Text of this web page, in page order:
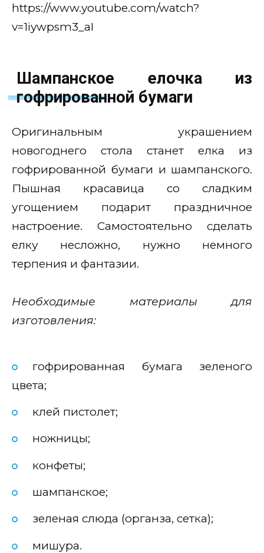
https://www.youtube.com/watch?
v=1iywpsm3_aI
Шампанское елочка из
гофрированной бумаги
Оригинальным украшением
новогоднего стола станет елка из
гофрированной бумаги и шампанского.
Пышная красавица со сладким
угощением подарит праздничное
настроение. Самостоятельно сделать
елку несложно, нужно немного
терпения и фантазии.
Необходимые материалы для
изготовления:
гофрированная бумага зеленого
цвета;
клей пистолет;
ножницы;
конфеты;
шампанское;
зеленая слюда (органза, сетка);
мишура.